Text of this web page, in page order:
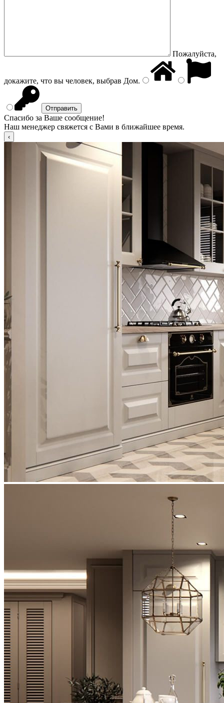
Пожалуйста,
докажите, что вы человек, выбрав Дом.
Спасибо за Ваше сообщение!
Наш менеджер свяжется с Вами в ближайшее время.